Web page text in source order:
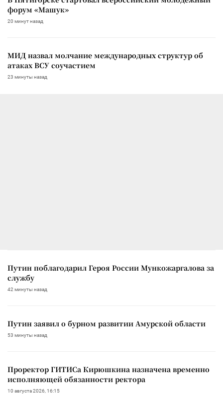
форум «Машук»
20 минут назад
МИД назвал молчание международных структур об
атаках ВСУ соучастием
23 минуты назад
Путин поблагодарил Героя России Мункожаргалова за
службу
42 минуты назад
Путин заявил о бурном развитии Амурской области
53 минуты назад
Проректор ГИТИСа Кирюшкина назначена временно
исполняющей обязанности ректора
10 августа 2026, 16:15